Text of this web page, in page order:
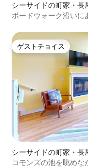
シーサイドの町家・長
ボードウォーク沿いに
ゲストチョイス
ゲストチョイス
シーサイドの町家・長
コモンズの池を眺めな